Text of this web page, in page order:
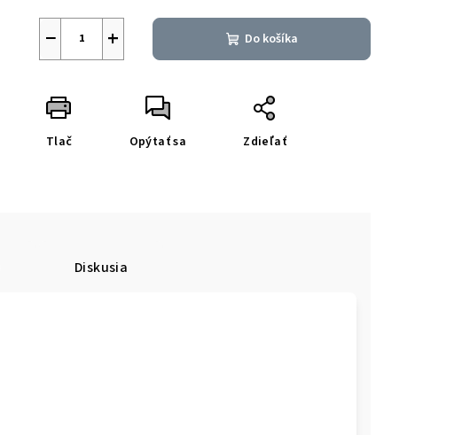
+
− Do košíka
Tlač Opýtať sa Zdieľať
Diskusia